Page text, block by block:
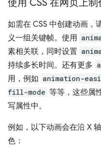
使用 CSS 在网页上
如需在 CSS 中创建动画，
义一组关键帧。使用
素相关联，同时设置
持续多长时间。还有更多
用，例如 animation-
fill-mode 等等，这些属
写属性中。
例如，以下动画会在沿 X
色：